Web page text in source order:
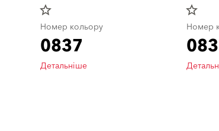
star_border
Номер кольору
0837
Детальніше
star_border
Номер